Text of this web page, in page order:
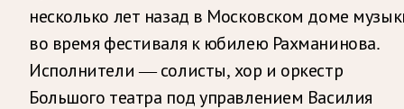
несколько лет назад в Московском доме
во время фестиваля к юбилею Рахманинова.
Исполнители — солисты, хор и оркестр
Большого театра под управлением Василия